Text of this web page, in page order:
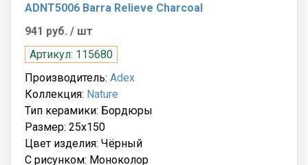
ADNT5006 Barra Relieve Charcoal
941 руб. / шт
Артикул: 115680
Производитель: Adex
Коллекция: Nature
Тип керамики: Бордюры
Размер: 25x150
Цвет изделия: Чёрный
С рисунком: Моноколор